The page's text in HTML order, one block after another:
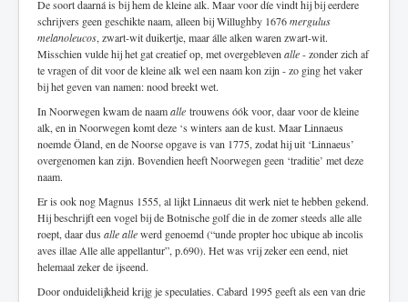
De soort daarná is bij hem de kleine alk. Maar voor díe vindt hij bij eerdere
schrijvers geen geschikte naam, alleen bij Willughby 1676mergulus
melanoleucos, zwart-wit duikertje, maar álle alken waren zwart-wit.
Misschien vulde hij het gat creatief op, met overgebleven alle- zonder zich af
te vragen of dit voor de kleine alk wel een naam kon zijn - zo ging het vaker
bij het geven van namen: nood breekt wet.
In Noorwegen kwam de naamalle trouwens óók voor, daar voor de kleine
alk, en in Noorwegen komt deze ‘s winters aan de kust. Maar Linnaeus
noemde Öland, en de Noorse opgave is van 1775, zodat hij uit ‘Linnaeus’
overgenomen kan zijn. Bovendien heeft Noorwegen geen ‘traditie’ met deze
naam.
Er is ook nog Magnus 1555, al lijkt Linnaeus dit werk niet te hebben gekend.
Hij beschrijft een vogel bij de Botnische golf die in de zomer steeds alle alle
roept, daar dus alle allewerd genoemd (“unde propter hoc ubique ab incolis
aves illae Alle alle appellantur”, p.690). Het was vrij zeker een eend, niet
helemaal zeker de ijseend.
Door onduidelijkheid krijg je speculaties. Cabard 1995 geeft als een van drie